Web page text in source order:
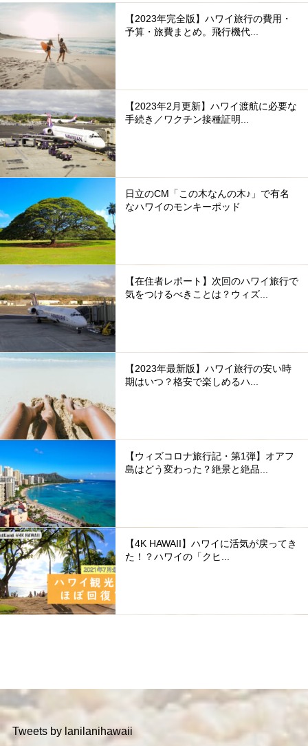
【2023年完全版】ハワイ旅行の費用・
予算・旅費まとめ。飛行機代...
【2023年2月更新】ハワイ渡航に必要な
手続き／ワクチン接種証明...
日立のCM「この木なんの木♪」で有名
なハワイのモンキーポッド
【在住者レポート】次回のハワイ旅行で
気をつけるべきことは？ウィズ...
【2023年最新版】ハワイ旅行の安い時
期はいつ？格安で楽しめるハ...
【ウィズコロナ旅行記・第1弾】オアフ
島はどう変わった？絶景と絶品...
【4K HAWAII】ハワイに活気が戻ってき
た！？ハワイの「クヒ...
Tweets by lanilanihawaii